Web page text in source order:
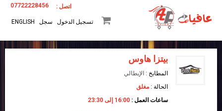
07722228456 اتصل :
تسجيل الدخول سجل ENGLISH
بيتزا هاوس
المطابخ : الإيطالي
الحالة : مغلق
ساعات العمل :